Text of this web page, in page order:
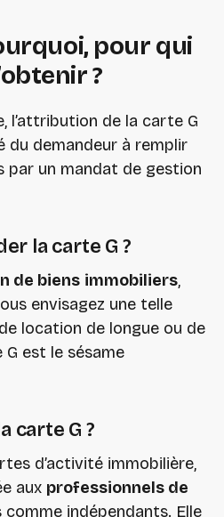
pour qui
?
l’attribution de la carte G
du demandeur à remplir
par un mandat de gestion
la carte G ?
de biens immobiliers,
envisagez une telle
location de longue ou de
est le sésame
carte G ?
d’activité immobilière,
aux professionnels de
comme indépendants. Elle